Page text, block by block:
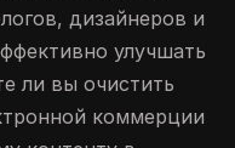
дизайнеров и
улучшать
ли вы очистить
коммерции